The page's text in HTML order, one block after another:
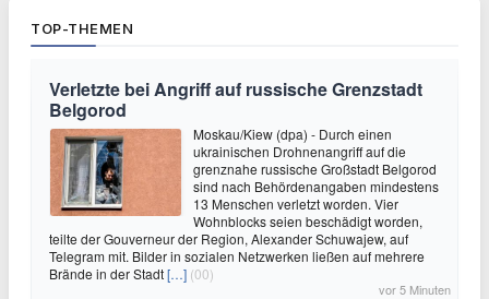
TOP-THEMEN
Verletzte bei Angriff auf russische Grenzstadt
Belgorod
Moskau/Kiew (dpa) - Durch einen
ukrainischen Drohnenangriff auf die
grenznahe russische Großstadt Belgorod
sind nach Behördenangaben mindestens
13 Menschen verletzt worden. Vier
Wohnblocks seien beschädigt worden,
teilte der Gouverneur der Region, Alexander Schuwajew, auf
Telegram mit. Bilder in sozialen Netzwerken ließen auf mehrere
Brände in der Stadt[…] (00)
vor 5 Minuten